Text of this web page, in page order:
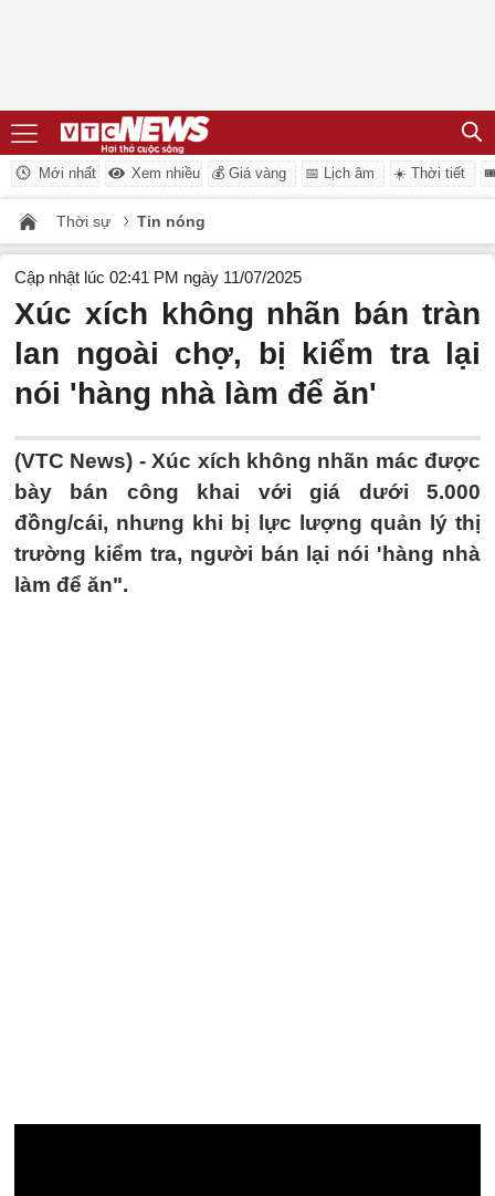
Mới nhất Xem nhiều 💰 Giá vàng 📅 Lịch âm ☀️ Thời tiết
Thời sự Tin nóng
Cập nhật lúc 02:41 PM ngày 11/07/2025
Xúc xích không nhãn bán tràn
lan ngoài chợ, bị kiểm tra lại
nói 'hàng nhà làm để ăn'
(VTC News) -Xúc xích không nhãn mác được
bày bán công khai với giá dưới 5.000
đồng/cái, nhưng khi bị lực lượng quản lý thị
trường kiểm tra, người bán lại nói 'hàng nhà
làm để ăn".